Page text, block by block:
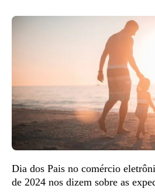
Dia dos Pais no comércio
de 2024 nos dizem sobre as